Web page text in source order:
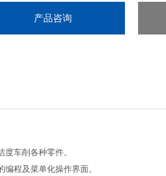
产品咨询
车削各种零件。
程及菜单化操作界面。